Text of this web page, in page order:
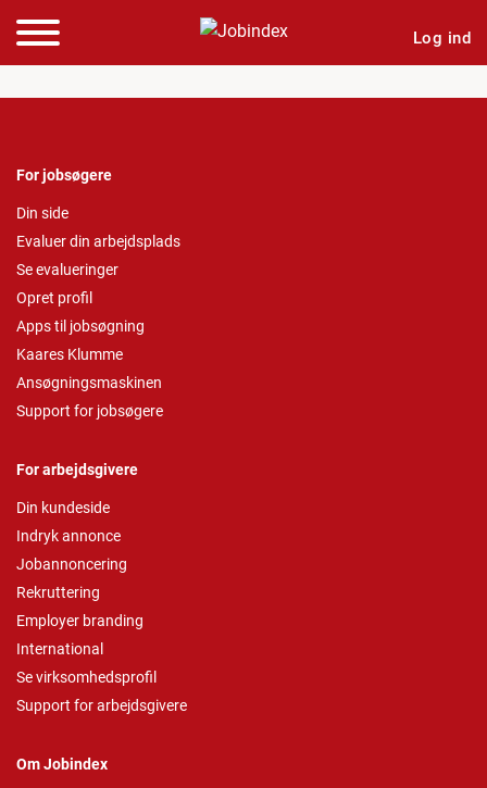
Log ind
For jobsøgere
Din side
Evaluer din arbejdsplads
Se evalueringer
Opret profil
Apps til jobsøgning
Kaares Klumme
Ansøgningsmaskinen
Support for jobsøgere
For arbejdsgivere
Din kundeside
Indryk annonce
Jobannoncering
Rekruttering
Employer branding
International
Se virksomhedsprofil
Support for arbejdsgivere
Om Jobindex